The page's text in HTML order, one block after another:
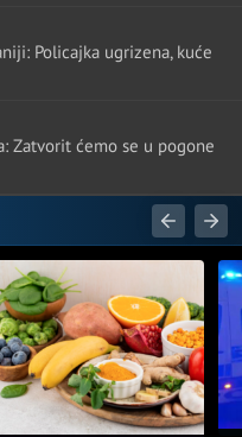
Policajka ugrizena, kuće
Zatvorit ćemo se u pogone